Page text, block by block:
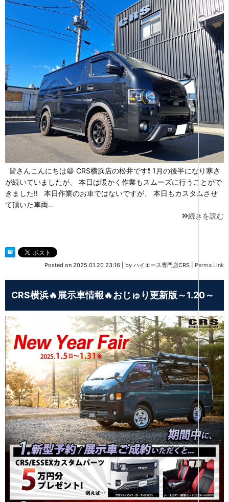
皆さんこんにちは😆 CRS横浜店の松井です❗ 1月の後半になり寒さ
が続いていましたが、 本日は暖かく作業もスムーズに行うことがで
きました‼ 本日作業のお車ではないですが、 本日もカスタムさせ
て頂いた車両…
続きを読む
Posted on 2025.01.20 23:16 by ハイエース専門店CRS Perma Link
CRS横浜🔥展示車情報🔥おじゅり更新版～1.20～